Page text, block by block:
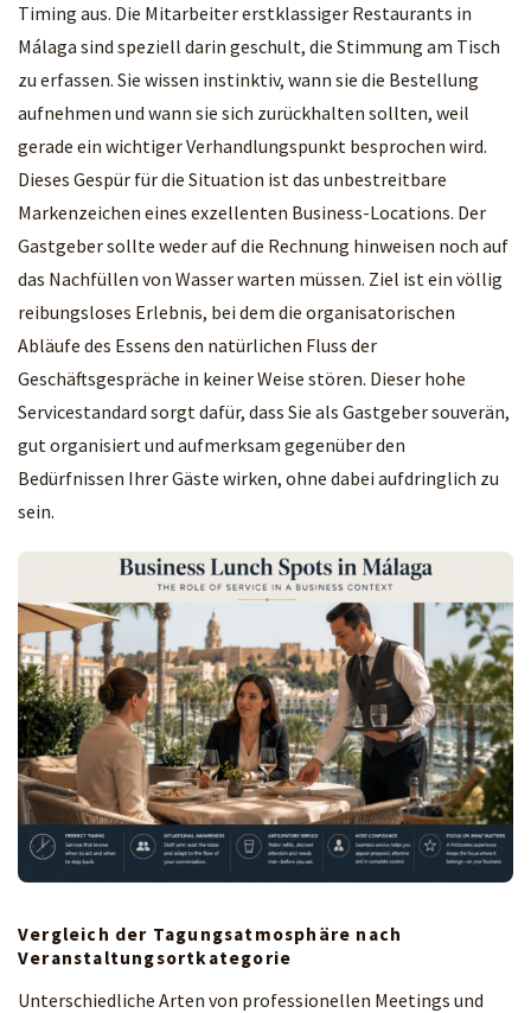
Timing aus. Die Mitarbeiter erstklassiger Restaurants in
Málaga sind speziell darin geschult, die Stimmung am Tisch
zu erfassen. Sie wissen instinktiv, wann sie die Bestellung
aufnehmen und wann sie sich zurückhalten sollten, weil
gerade ein wichtiger Verhandlungspunkt besprochen wird.
Dieses Gespür für die Situation ist das unbestreitbare
Markenzeichen eines exzellenten Business-Locations. Der
Gastgeber sollte weder auf die Rechnung hinweisen noch auf
das Nachfüllen von Wasser warten müssen. Ziel ist ein völlig
reibungsloses Erlebnis, bei dem die organisatorischen
Abläufe des Essens den natürlichen Fluss der
Geschäftsgespräche in keiner Weise stören. Dieser hohe
Servicestandard sorgt dafür, dass Sie als Gastgeber souverän,
gut organisiert und aufmerksam gegenüber den
Bedürfnissen Ihrer Gäste wirken, ohne dabei aufdringlich zu
sein.
Vergleich der Tagungsatmosphäre nach
Veranstaltungsortkategorie
Unterschiedliche Arten von professionellen Meetings und